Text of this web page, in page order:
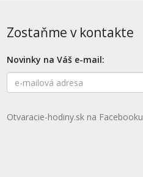
Zostaňme v kontakte
Novinky na Váš e-mail:
E-
mailová
Otvaracie-hodiny.sk na Facebooku